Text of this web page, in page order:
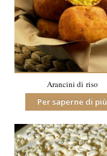
Arancini di riso
Per saperne di più